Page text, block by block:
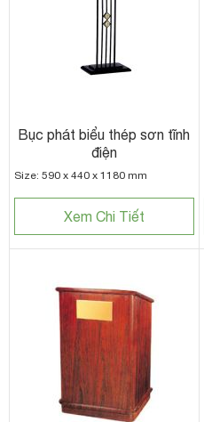
Bục phát biểu thép sơn tĩnh
điện
Size: 590 x 440 x 1180 mm
Xem Chi Tiết